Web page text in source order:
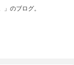
のブログ。